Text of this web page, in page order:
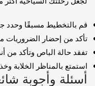
قم بالتخطيط مسبقًا وحدد
تأكد من إحضار الضروريات
تفقد حالة الباص وتأكد من
استمتع بالمناظر الخلابة
أسئلة وأجوبة